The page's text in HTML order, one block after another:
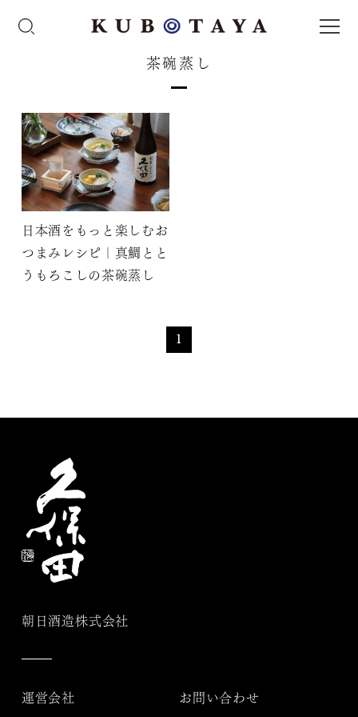
茶碗蒸し
日本酒をもっと楽しむお
つまみレシピ｜真鯛とと
うもろこしの茶碗蒸し
1
朝日酒造株式会社
運営会社 お問い合わせ